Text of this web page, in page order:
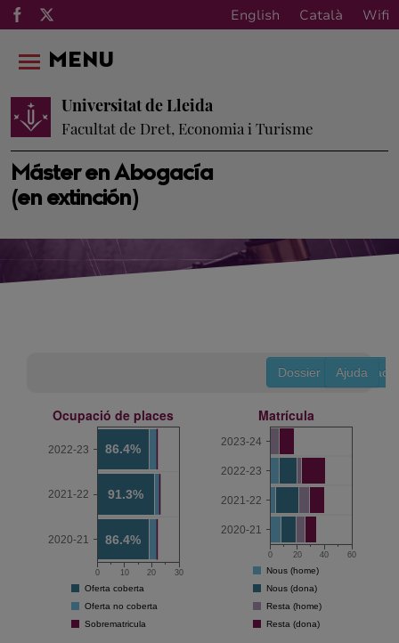
English Català Wifi
Máster en Abogacía
(en extinción)
Universitat de Lleida
Facultat de Dret, Economia i Turisme
MENU